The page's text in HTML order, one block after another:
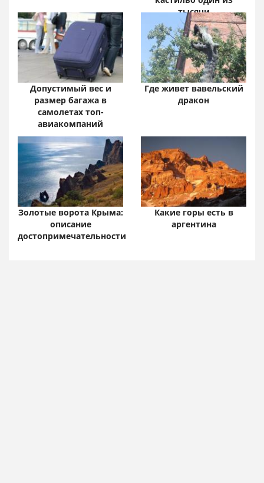
тысячи
Допустимый вес и
размер багажа в
самолетах топ-
авиакомпаний
Где живет вавельский
дракон
Золотые ворота Крыма:
описание
достопримечательности
Какие горы есть в
аргентина